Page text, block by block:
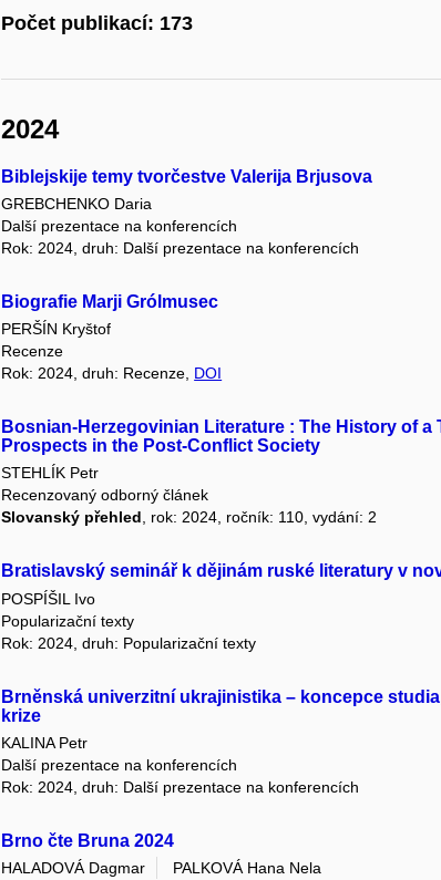
Počet publikací: 173
2024
Biblejskije temy tvorčestve Valerija Brjusova
GREBCHENKO Daria
Další prezentace na konferencích
Rok: 2024, druh: Další prezentace na konferencích
Biografie Marji Grólmusec
PERŠÍN Kryštof
Recenze
Rok: 2024, druh: Recenze, DOI
Bosnian-Herzegovinian Literature : The History of
Prospects in the Post-Conflict Society
STEHLÍK Petr
Recenzovaný odborný článek
Slovanský přehled, rok: 2024, ročník: 110, vydání: 2
Bratislavský seminář k dějinám ruské literatury v
POSPÍŠIL Ivo
Popularizační texty
Rok: 2024, druh: Popularizační texty
Brněnská univerzitní ukrajinistika – koncepce
krize
KALINA Petr
Další prezentace na konferencích
Rok: 2024, druh: Další prezentace na konferencích
Brno čte Bruna 2024
HALADOVÁ Dagmar
PALKOVÁ Hana Nela